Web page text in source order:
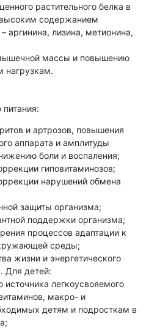
растительного белка в
содержанием
аргинина, лизина, метионина,
массы и повышению
нагрузкам.
питания:
и артрозов, повышения
аппарата и амплитуды
боли и воспаления;
гиповитаминозов;
нарушений обмена
защиты организма;
поддержки организма;
процессов адаптации к
среды;
жизни и энергетического
Для детей:
источника легкоусвояемого
макро- и
детям и подросткам в